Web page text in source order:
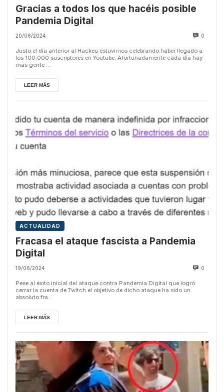
Gracias a todos los que hacéis posible
Pandemia Digital
20/06/2024 0
Justo el día anterior al Hackeo estuvimos celebrando haber llegado a
los 100.000 suscriptores en Youtube. Afortunadamente cada día hay
más gente ...
LEER MÁS
ACTUALIDAD
Fracasa el ataque fascista a Pandemia
Digital
19/06/2024 0
Pese al éxito inicial del ataque contra Pandemia Digital que logró
cerrar la cuenta de Twitch el objetivo de dicho ataque ha sido un
absoluto fra...
LEER MÁS